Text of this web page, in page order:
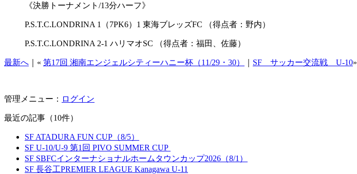
《決勝トーナメント/13分ハーフ》
P.S.T.C.LONDRINA 1（7PK6）1 東海ブレッズFC （得点者：野内）
P.S.T.C.LONDRINA 2-1 ハリマオSC （得点者：福田、佐藤）
最新へ ｜« 第17回 湘南エンジェルシティーハニー杯（11/29・30） SF サッカー交流戦 U-10»
管理メニュー： ログイン
最近の記事（10件）
SF ATADURA FUN CUP（8/5）
SF U-10/U-9 第1回 PIVO SUMMER CUP
SF SBFCインターナショナルホームタウンカップ2026（8/1）
SF 長谷工PREMIER LEAGUE Kanagawa U-11